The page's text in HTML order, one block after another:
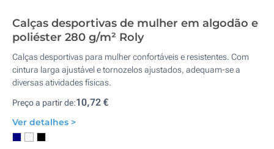
Calças desportivas de mulher em algodão e
poliéster 280 g/m² Roly
Calças desportivas para mulher confortáveis e resistentes. Com
cintura larga ajustável e tornozelos ajustados, adequam-se a
diversas atividades físicas.
Preço a partir de:10,72 €
Ver detalhes >